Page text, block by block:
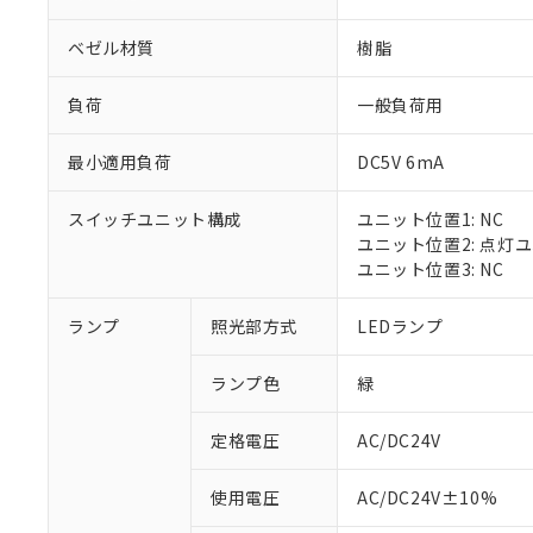
ベゼル材質 樹脂
負荷 一般負荷用
最小適用負荷 DC5V 6mA
スイッチユニット構成
ユニット位置1: NC
ユニット位置2: 点灯
ユニット位置3: NC
ランプ 照光部方式 LEDランプ
ランプ色 緑
定格電圧 AC/DC24V
使用電圧 AC/DC24V±10%
ご利用条件
※1 対応状況
調査・確認中：
非該当品：ライセ
仕入先様の事情に
があります。
※1 中国